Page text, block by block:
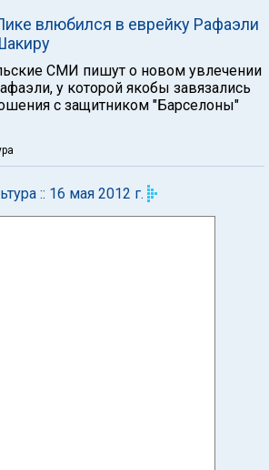
влюбился в еврейку Рафаэли
СМИ пишут о новом увлечении
у которой якобы завязались
с защитником "Барселоны"
:: 16 мая 2012 г.